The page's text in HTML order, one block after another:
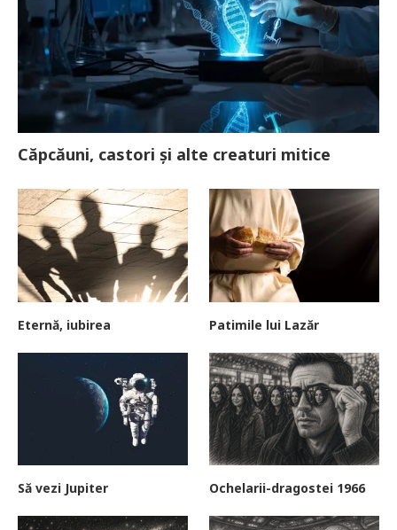
Căpcăuni, castori și alte creaturi mitice
Eternă, iubirea Patimile lui Lazăr
Să vezi Jupiter Ochelarii-dragostei 1966